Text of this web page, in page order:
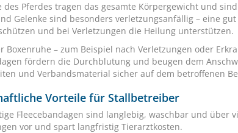
des Pferdes tragen das gesamte Körpergewicht und
Gelenke sind besonders verletzungsanfällig – eine
und bei Verletzungen die Heilung unterstützen.
Boxenruhe – zum Beispiel nach Verletzungen oder
fördern die Durchblutung und beugen dem
und Verbandsmaterial sicher auf dem betroffenen
Vorteile für Stallbetreiber
Fleecebandagen sind langlebig, waschbar und über
vor und spart langfristig Tierarztkosten.